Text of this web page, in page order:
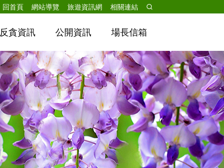
回首頁 網站導覽 旅遊資訊網 相關連結
反貪資訊 公開資訊 場長信箱